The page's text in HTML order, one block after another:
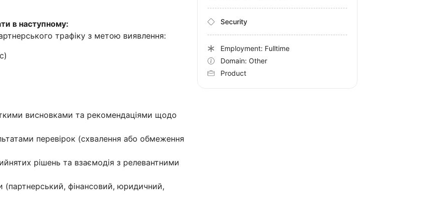
в наступному:
трафіку з метою виявлення:
висновками та рекомендаціями щодо
перевірок (схвалення або обмеження
рішень та взаємодія з релевантними
(партнерський, фінансовий, юридичний,
Security
Employment: Fulltime
Domain: Other
Product